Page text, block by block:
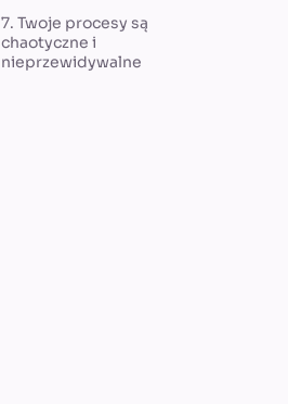
7. Twoje procesy są
chaotyczne i
nieprzewidywalne